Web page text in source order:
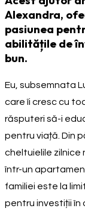
Alexandra,
pasiunea
abilitățile de
bun.
Eu, subsemnata
care îi cresc cu
răsputeri să-i
pentru viață. Din
cheltuielile zilnice
într-un
familiei este la
pentru investiții în